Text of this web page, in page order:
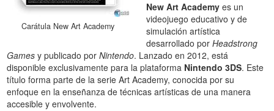
Carátula New Art Academy
New Art Academy es un
videojuego educativo y de
simulación artística
desarrollado porHeadstrong
Games y publicado porNintendo. Lanzado en 2012, está
disponible exclusivamente para la plataforma Nintendo 3DS. Este
título forma parte de la serie Art Academy, conocida por su
enfoque en la enseñanza de técnicas artísticas de una manera
accesible y envolvente.